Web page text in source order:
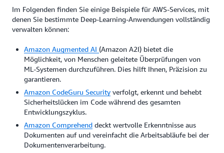
Im Folgenden finden Sie einige Beispiele für AWS-Services, mit
denen Sie bestimmte Deep-Learning-Anwendungen vollständig
verwalten können:
Amazon Augmented AI (Amazon A2I) bietet die
Möglichkeit, von Menschen geleitete Überprüfungen von
ML-Systemen durchzuführen. Dies hilft Ihnen, Präzision zu
garantieren.
Amazon CodeGuru Security verfolgt, erkennt und behebt
Sicherheitslücken im Code während des gesamten
Entwicklungszyklus.
Amazon Comprehend deckt wertvolle Erkenntnisse aus
Dokumenten auf und vereinfacht die Arbeitsabläufe bei der
Dokumentenverarbeitung.